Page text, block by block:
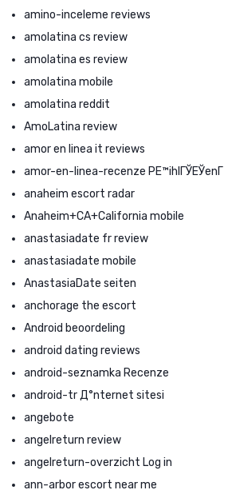
amino-inceleme reviews
amolatina cs review
amolatina es review
amolatina mobile
amolatina reddit
AmoLatina review
amor en linea it reviews
amor-en-linea-recenze PЕ™ihlГЎЕЎenГ­
anaheim escort radar
Anaheim+CA+California mobile
anastasiadate fr review
anastasiadate mobile
AnastasiaDate seiten
anchorage the escort
Android beoordeling
android dating reviews
android-seznamka Recenze
android-tr Д°nternet sitesi
angebote
angelreturn review
angelreturn-overzicht Log in
ann-arbor escort near me